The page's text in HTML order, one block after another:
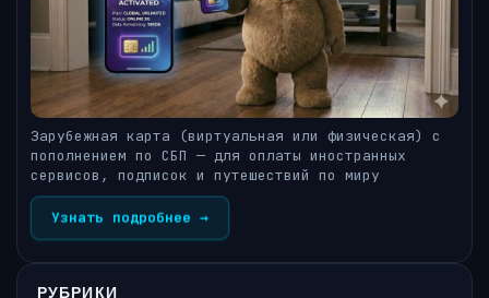
Зарубежная карта (виртуальная или физическая) с
пополнением по СБП — для оплаты иностранных
сервисов, подписок и путешествий по миру
Узнать подробнее →
РУБРИКИ